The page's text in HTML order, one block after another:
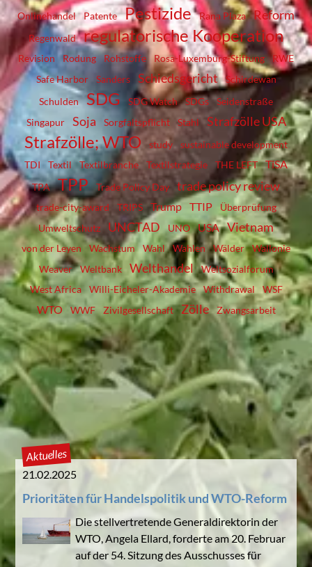
Onlinehandel
Patente Pestizide Rana Plaza Reform
Regenwald regulatorische Kooperation
Revision Rodung Rohstoffe Rosa-Luxemburg-Stiftung
RWE
Safe Harbor
Sanders Schiedsgericht
Schirdewan
Schulden
SDG SDG Watch SDGs
Seidenstraße
Singapur
Soja Sorgfaltspflicht Stahl Strafzölle USA
Strafzölle; WTO study
sustainable development
TDI
Textil Textilbranche Textilstrategie THE LEFT TiSA
TPA TPP Trade Policy Day trade policy review
trade-city-award TRIPS Trump TTIP
Überprüfung
Umweltschutz
UNCTAD UNO USA Vietnam
von der Leyen Wachstum Wahl Wahlen Wälder
Wallonie
Weaver
Weltbank Welthandel
Weltsozialforum
West Africa
Willi-Eicheler-Akademie Withdrawal WSF
WTO WWF Zivilgesellschaft Zölle Zwangsarbeit
Aktuelles
21.02.2025
Prioritäten für Handelspolitik und WTO-Reform
Die stellvertretende Generaldirektorin der
WTO, Angela Ellard, forderte am 20. Februar
auf der 54. Sitzung des Ausschusses für